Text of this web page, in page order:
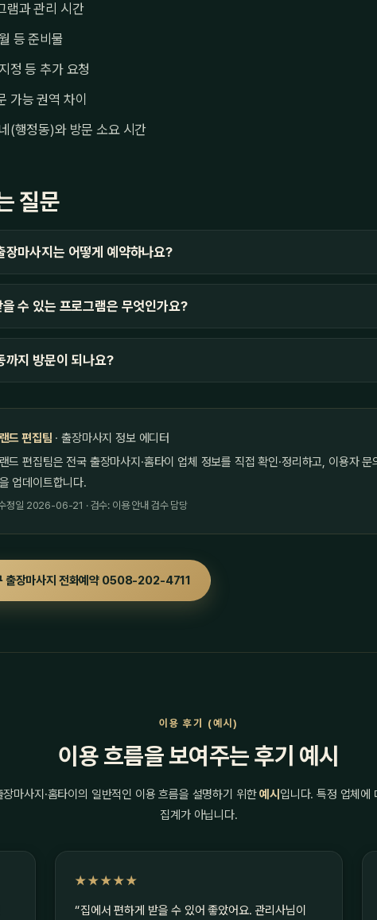
램과 관리 시간
등 준비물
정 등 추가 요청
가능 권역 차이
(행정동)와 방문 소요 시간
질문
장마사지는 어떻게 예약하나요?
수 있는 프로그램은 무엇인가요?
까지 방문이 되나요?
드 편집팀 · 출장마사지 정보 에디터
드 편집팀은 전국 출장마사지·홈타이 업체 정보를 직접 확인·정리하고, 이용자 문
업데이트합니다.
정일 2026-06-21 · 검수: 이용 안내 검수 담당
출장마사지 전화예약 0508-202-4711
이용 후기 (예시)
이용 흐름을 보여주는 후기 예시
장마사지·홈타이의 일반적인 이용 흐름을 설명하기 위한예시 입니다. 특정 업체에
집계가 아닙니다.
★★★★★
“집에서 편하게 받을 수 있어 좋았어요. 관리사님이